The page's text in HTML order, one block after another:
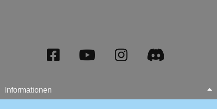
Informationen